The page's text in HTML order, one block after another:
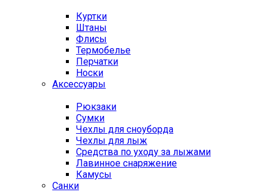
Куртки
Штаны
Флисы
Термобелье
Перчатки
Носки
Аксессуары
Рюкзаки
Сумки
Чехлы для сноуборда
Чехлы для лыж
Средства по уходу за лыжами
Лавинное снаряжение
Камусы
Санки